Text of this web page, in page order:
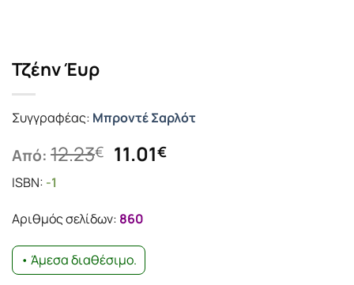
Τζέην Έυρ
Συγγραφέας: Μπροντέ Σαρλότ
Από: 12.23€ Original
12.23€.
11.01€Η
ISBN: -1
Αριθμός σελίδων: 860
• Άμεσα διαθέσιμο.